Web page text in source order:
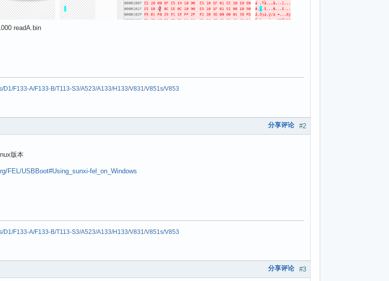
readA.bin
D1/F133-A/F133-B/T113-S3/A523/A133/H133/V831 /V851s/V853
#2
分享评论
版本
FEL/USBBoot#Using_sunxi-fel_on_Windows
D1/F133-A/F133-B/T113-S3/A523/A133/H133/V831 /V851s/V853
#3
分享评论